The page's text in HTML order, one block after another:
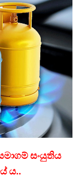
සංයුතිය
ය..